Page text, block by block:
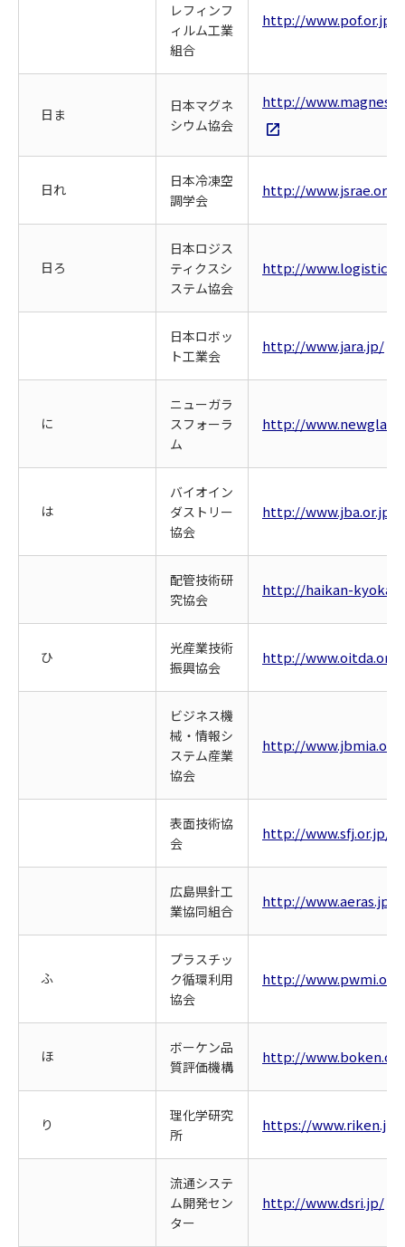
レフィンフ
ィルム工業
組合
http://www.pof.or.jp/
日ま
日本マグネ
シウム協会
http://
日れ
日本冷凍空
調学会
http://
日ろ
日本ロジス
ティクスシ
ステム協会
http://
日本ロボッ
ト工業会
http://www.jara.jp/
に
ニューガラ
スフォーラ
ム
http://
は
バイオイン
ダストリー
協会
http://www.jba.or.jp/
配管技術研
究協会
http://haikan-
ひ
光産業技術
振興協会
http://
ビジネス機
械・情報シ
ステム産業
協会
http://
表面技術協
会
http://www.sfj.or.jp/
広島県針工
業協同組合
http://www.aeras.jp/
ふ
プラスチッ
ク循環利用
協会
http://
ほ
ボーケン品
質評価機構
http://
り
理化学研究
所
https://www.riken.jp/
流通システ
ム開発セン
ター
http://www.dsri.jp/